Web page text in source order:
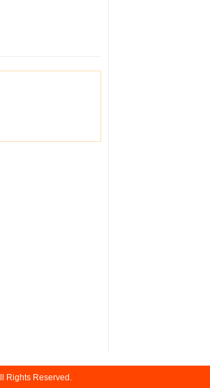
Rights Reserved.